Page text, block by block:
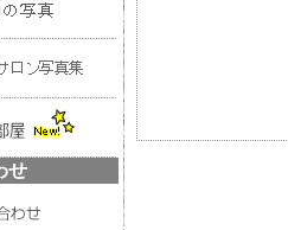
せ